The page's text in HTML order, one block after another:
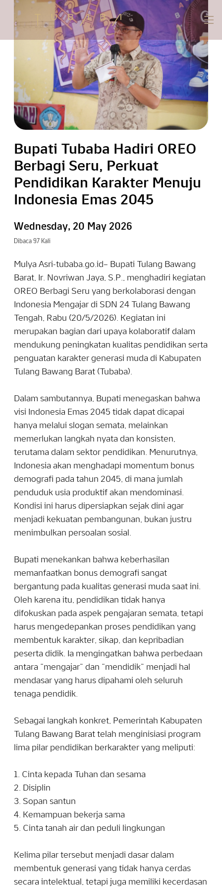
Bupati Tubaba Hadiri OREO
Berbagi Seru, Perkuat
Pendidikan Karakter Menuju
Indonesia Emas 2045
Wednesday, 20 May 2026
Dibaca 97 Kali
Mulya Asri-tubaba.go.id– Bupati Tulang Bawang
Barat, Ir. Novriwan Jaya, S.P., menghadiri kegiatan
OREO Berbagi Seru yang berkolaborasi dengan
Indonesia Mengajar di SDN 24 Tulang Bawang
Tengah, Rabu (20/5/2026). Kegiatan ini
merupakan bagian dari upaya kolaboratif dalam
mendukung peningkatan kualitas pendidikan serta
penguatan karakter generasi muda di Kabupaten
Tulang Bawang Barat (Tubaba).
Dalam sambutannya, Bupati menegaskan bahwa
visi Indonesia Emas 2045 tidak dapat dicapai
hanya melalui slogan semata, melainkan
memerlukan langkah nyata dan konsisten,
terutama dalam sektor pendidikan. Menurutnya,
Indonesia akan menghadapi momentum bonus
demografi pada tahun 2045, di mana jumlah
penduduk usia produktif akan mendominasi.
Kondisi ini harus dipersiapkan sejak dini agar
menjadi kekuatan pembangunan, bukan justru
menimbulkan persoalan sosial.
Bupati menekankan bahwa keberhasilan
memanfaatkan bonus demografi sangat
bergantung pada kualitas generasi muda saat ini.
Oleh karena itu, pendidikan tidak hanya
difokuskan pada aspek pengajaran semata, tetapi
harus mengedepankan proses pendidikan yang
membentuk karakter, sikap, dan kepribadian
peserta didik. Ia mengingatkan bahwa perbedaan
antara “mengajar” dan “mendidik” menjadi hal
mendasar yang harus dipahami oleh seluruh
tenaga pendidik.
Sebagai langkah konkret, Pemerintah Kabupaten
Tulang Bawang Barat telah menginisiasi program
lima pilar pendidikan berkarakter yang meliputi:
1. Cinta kepada Tuhan dan sesama
2. Disiplin
3. Sopan santun
4. Kemampuan bekerja sama
5. Cinta tanah air dan peduli lingkungan
Kelima pilar tersebut menjadi dasar dalam
membentuk generasi yang tidak hanya cerdas
secara intelektual, tetapi juga memiliki kecerdasan